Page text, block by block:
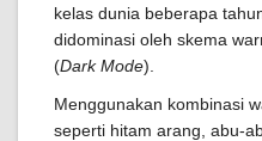
kelas dunia beberapa
didominasi oleh skema
(Dark Mode).
Menggunakan kombinasi
seperti hitam arang, abu-